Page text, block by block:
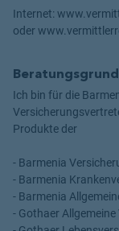
Internet:
oder
Ich bin für die
Produkte der
- Barmenia
- Barmenia
- Barmenia
- Gothaer